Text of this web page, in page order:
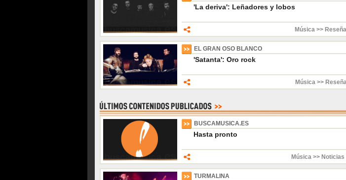
'La deriva': Leñadores y lobos
Música >>
EL GRAN OSO BLANCO
'Satanta': Oro rock
Música >>
BUSCAMUSICA.ES
Hasta pronto
Música >> Noticias
TURMALINA